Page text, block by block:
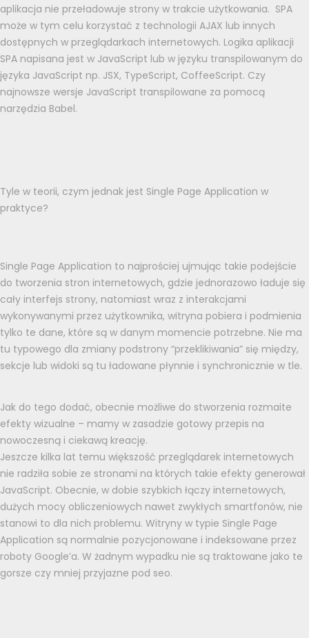
aplikacja nie przeładowuje strony w trakcie użytkowania. SPA
może w tym celu korzystać z technologii AJAX lub innych
dostępnych w przeglądarkach internetowych. Logika aplikacji
SPA napisana jest w JavaScript lub w języku transpilowanym do
języka JavaScript np. JSX, TypeScript, CoffeeScript. Czy
najnowsze wersje JavaScript transpilowane za pomocą
narzędzia Babel.
Tyle w teorii, czym jednak jest Single Page Application w
praktyce?
Single Page Application to najprościej ujmując takie podejście
do tworzenia stron internetowych, gdzie jednorazowo ładuje się
cały interfejs strony, natomiast wraz z interakcjami
wykonywanymi przez użytkownika, witryna pobiera i podmienia
tylko te dane, które są w danym momencie potrzebne. Nie ma
tu typowego dla zmiany podstrony “przeklikiwania” się między,
sekcje lub widoki są tu ładowane płynnie i synchronicznie w tle.
Jak do tego dodać, obecnie możliwe do stworzenia rozmaite
efekty wizualne – mamy w zasadzie gotowy przepis na
nowoczesną i ciekawą kreację.
Jeszcze kilka lat temu większość przeglądarek internetowych
nie radziła sobie ze stronami na których takie efekty generował
JavaScript. Obecnie, w dobie szybkich łączy internetowych,
dużych mocy obliczeniowych nawet zwykłych smartfonów, nie
stanowi to dla nich problemu. Witryny w typie Single Page
Application są normalnie pozycjonowane i indeksowane przez
roboty Google’a. W żadnym wypadku nie są traktowane jako te
gorsze czy mniej przyjazne pod seo.